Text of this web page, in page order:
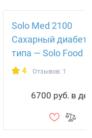
Solo Med 2100
Сахарный диабет
типа — Solo Food
4 Отзывов: 1
6700 руб. в